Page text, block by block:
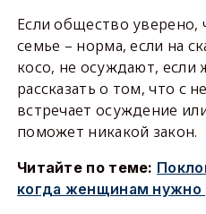
Если общество уверено,
семье – норма, если на
косо, не осуждают, если
рассказать о том, что с
встречает осуждение
поможет никакой закон.
Читайте по теме:
когда женщинам нужно